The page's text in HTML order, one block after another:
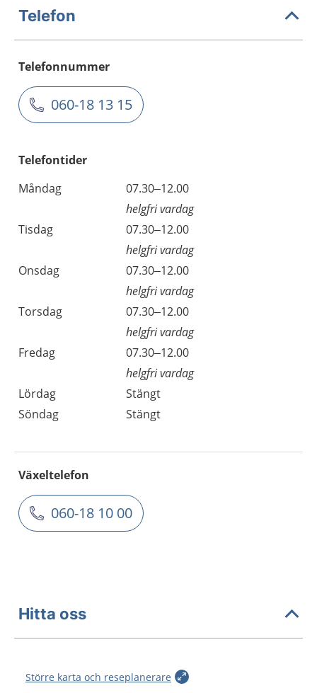
Telefon
Telefonnummer
060-18 13 15
Telefontider
Måndag
07.30–12.00
helgfri vardag
Tisdag
07.30–12.00
helgfri vardag
Onsdag
07.30–12.00
helgfri vardag
Torsdag
07.30–12.00
helgfri vardag
Fredag
07.30–12.00
helgfri vardag
Lördag
Stängt
Söndag
Stängt
Växeltelefon
060-18 10 00
Hitta oss
Större karta och reseplanerare